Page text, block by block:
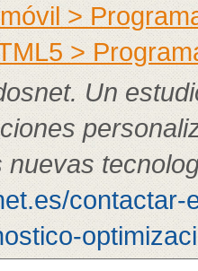
>
>
Un
nuevas
contactar-